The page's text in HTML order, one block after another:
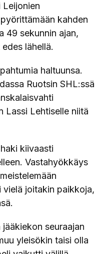
kahden
49 sekunnin ajan,
lähellä.
haltuunsa.
Ruotsin SHL:ssä
Lassi Lehtiselle niitä
kiivaasti
Vastahyökkäys
vielä joitakin paikkoja,
seuraajan
yleisökin taisi olla